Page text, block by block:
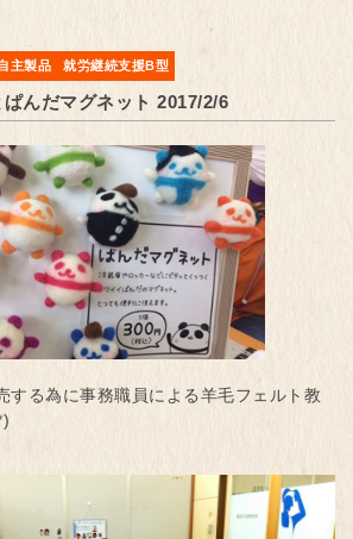
主製品 就労継続支援B型
んだマグネット 2017/2/6
する為に事務職員による羊毛フェルト教